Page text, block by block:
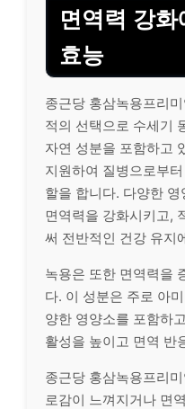
면역력 강
효능
종근당 홍삼녹용프리
적의 선택으로 수세기
자연 성분을 포함하고
지원하여 질병으로부
할을 합니다. 다양한
면역력을 강화시키고,
써 전반적인 건강 유지
녹용은 또한 면역력을
다. 이 성분은 주로 아
양한 영양소를 포함하
활성을 높이고 면역 반
종근당 홍삼녹용프리
로감이 느껴지거나 면